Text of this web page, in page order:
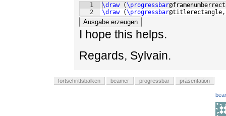
1
2
\draw (\progressbar
\draw
(\progressbar@titlerectangle,
Ausgabe erzeugen
I hope this helps.
Regards, Sylvain.
fortschrittsbalken beamer progressbar präsentation